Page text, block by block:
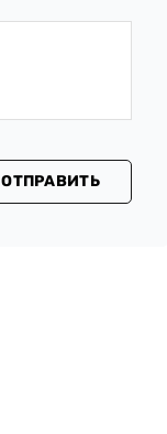
ОТПРАВИТЬ